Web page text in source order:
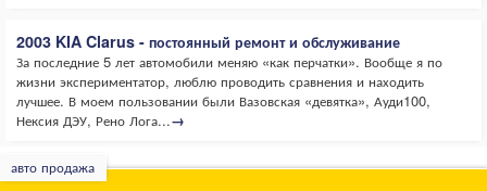
2003 KIA Clarus - постоянный ремонт и обслуживание
За последние 5 лет автомобили меняю «как перчатки». Вообще я по
жизни экспериментатор, люблю проводить сравнения и находить
лучшее. В моем пользовании были Вазовская «девятка», Ауди100,
Нексия ДЭУ, Рено Лога...→
авто продажа